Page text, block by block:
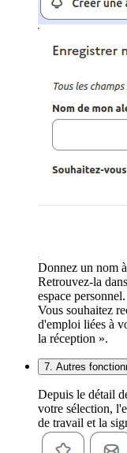
Donnez un nom
Retrouvez-la
espace personnel.
Vous souhaitez
d'emploi liées à
la réception ».
7. Autres
Depuis le détail
votre sélection,
de travail et la